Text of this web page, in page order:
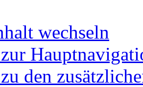
wechseln
den